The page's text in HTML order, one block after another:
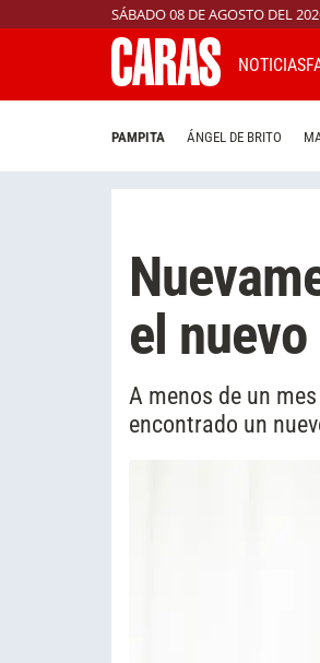
SÁBADO 08 DE AGOSTO DEL
NOTICIAS
PAMPITA ÁNGEL DE BRITO
el
A menos de un
encontrado un